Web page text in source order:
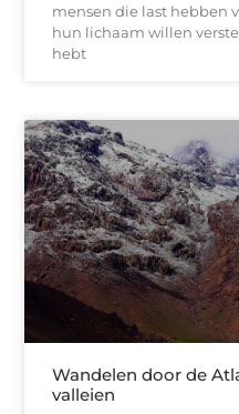
mensen die last hebben
hun lichaam willen
hebt
Wandelen door de
valleien